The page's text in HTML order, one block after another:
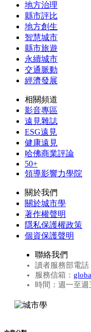
地方治理
縣市評比
地方創生
智慧城市
縣市旅遊
永續城市
交通脈動
經濟發展
相關頻道
影音專區
遠見雜誌
ESG遠見
健康遠見
哈佛商業評論
50+
領導影響力學院
關於我們
關於城市學
著作權聲明
隱私保護權政策
個資保護聲明
聯絡我們
讀者服務部電話
服務信箱：
時間：週一至週